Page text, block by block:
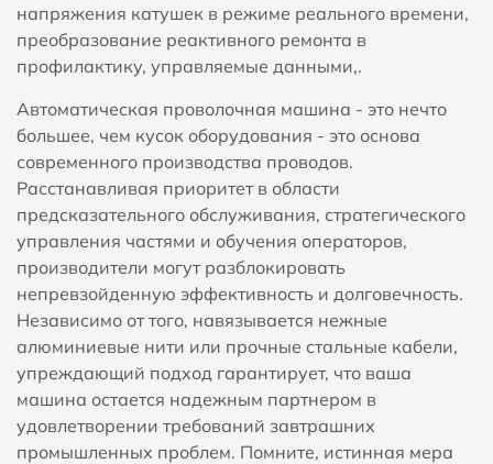
напряжения катушек в режиме реального времени,
преобразование реактивного ремонта в
профилактику, управляемые данными,.
Автоматическая проволочная машина - это нечто
большее, чем кусок оборудования - это основа
современного производства проводов.
Расстанавливая приоритет в области
предсказательного обслуживания, стратегического
управления частями и обучения операторов,
производители могут разблокировать
непревзойденную эффективность и долговечность.
Независимо от того, навязывается нежные
алюминиевые нити или прочные стальные кабели,
упреждающий подход гарантирует, что ваша
машина остается надежным партнером в
удовлетворении требований завтрашних
промышленных проблем. Помните, истинная мера